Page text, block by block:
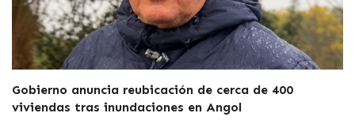
Gobierno anuncia reubicación de cerca de 400
viviendas tras inundaciones en Angol